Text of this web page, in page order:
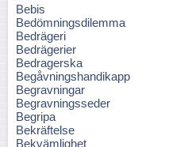
Bebis
Bedömningsdilemma
Bedrägeri
Bedrägerier
Bedragerska
Begåvningshandikapp
Begravningar
Begravningsseder
Begripa
Bekräftelse
Bekvämlighet